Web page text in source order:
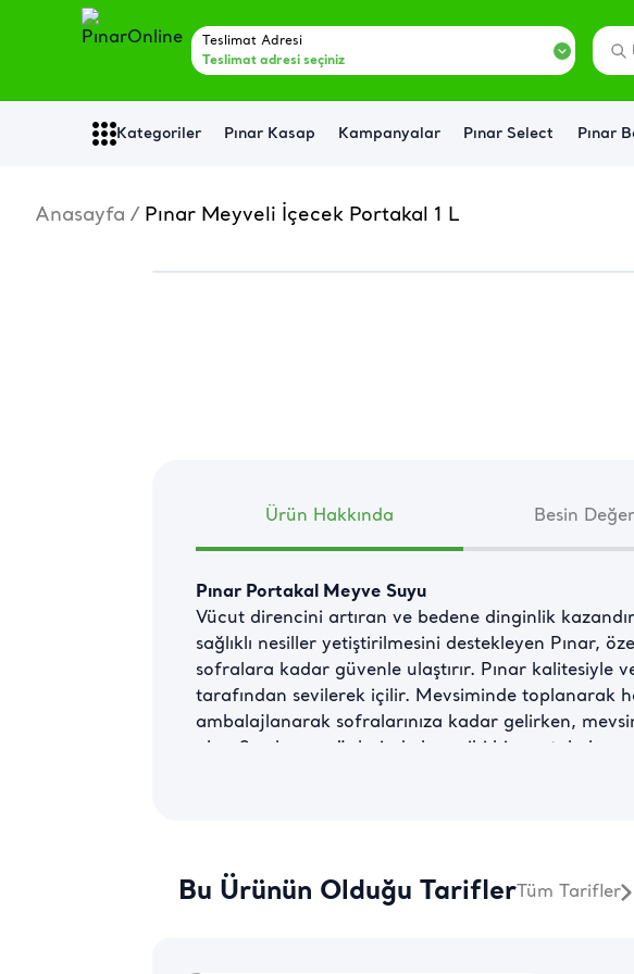
Teslimat Adresi
Teslimat adresi seçiniz
Kategoriler Pınar Kasap Kampanyalar Pınar Select Pınar
Anasayfa / Pınar Meyveli İçecek Portakal 1 L
Ürün Hakkında Besin
Pınar Portakal Meyve Suyu
Vücut direncini artıran ve bedene dinginlik
sağlıklı nesiller yetiştirilmesini destekleyen Pınar,
sofralara kadar güvenle ulaştırır. Pınar kalitesiyle
tarafından sevilerek içilir. Mevsiminde toplanarak
ambalajlanarak sofralarınıza kadar gelirken,
olur. Sıcak yaz günlerinde buz gibi bir portakal
Çocukların da severek tükettiği bu enfes meyve
Bu Ürünün Olduğu TariflerTüm Tarifler